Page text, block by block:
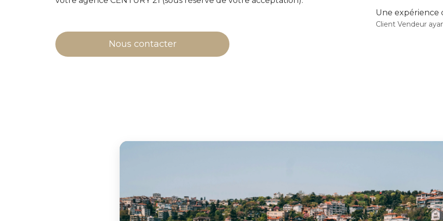
Nous contacter
Une expérience
Client Vendeur